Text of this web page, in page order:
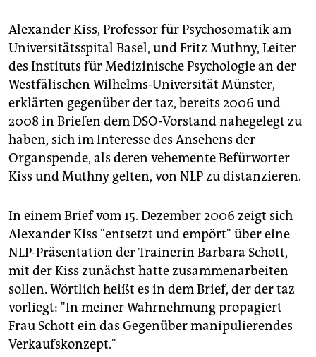
wissenschaftliche Studie im Auftrag der DSO, war
keineswegs zurückzuführen auf die Unfähigkeit der
Intensivmediziner, potenzielle Organspender der DSO
zu melden. Vielmehr lag der Rückgang an anders
lautenden Patientenverfügungen, Ungeeignetheit der
potenziellen Spender aufgrund weiterer Krankheiten,
Ablehnung der Spende durch Angehörige sowie an
einer Gesetzeslage, die bestimmte Arten der
Organentnahme, die in Ländern wie etwa Spanien
oder den USA zulässig sind, hierzulande verbietet.
Deutschland weiter. 2011 spendeten nach Angaben
der DSO 1.200 Menschen nach ihrem Tod Organe, 7,4
Prozent weniger als im Vorjahr.(hh)
Alexander Kiss, Professor für Psychosomatik am
Universitätsspital Basel, und Fritz Muthny, Leiter
des Instituts für Medizinische Psychologie an der
Westfälischen Wilhelms-Universität Münster,
erklärten gegenüber der taz, bereits 2006 und
2008 in Briefen dem DSO-Vorstand nahegelegt zu
haben, sich im Interesse des Ansehens der
Organspende, als deren vehemente Befürworter
Kiss und Muthny gelten, von NLP zu distanzieren.
In einem Brief vom 15. Dezember 2006 zeigt sich
Alexander Kiss "entsetzt und empört" über eine
NLP-Präsentation der Trainerin Barbara Schott,
mit der Kiss zunächst hatte zusammenarbeiten
sollen. Wörtlich heißt es in dem Brief, der der taz
vorliegt: "In meiner Wahrnehmung propagiert
Frau Schott ein das Gegenüber manipulierendes
Verkaufskonzept."